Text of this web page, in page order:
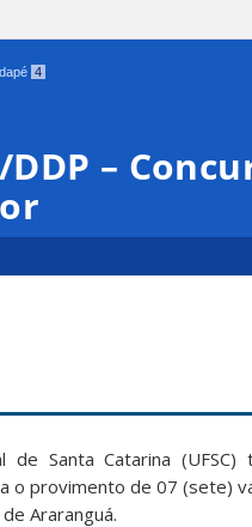
4
–
de Santa Catarina
o provimento de 07 (sete)
Araranguá.